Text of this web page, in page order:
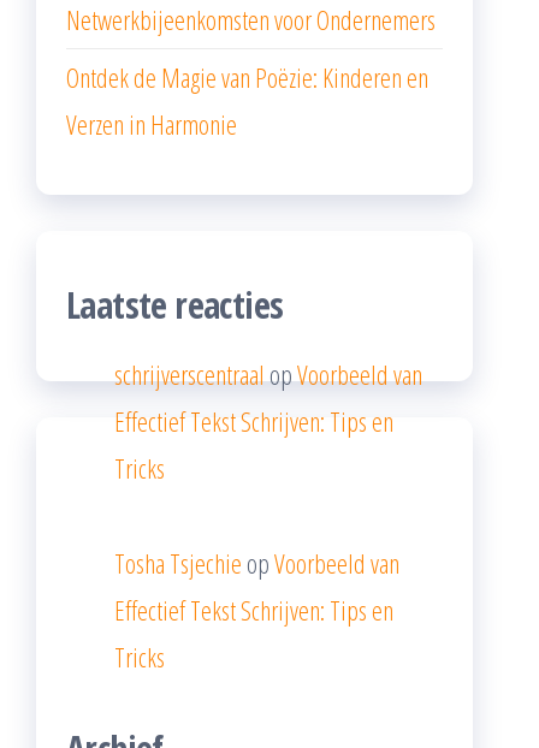
Netwerkbijeenkomsten voor Ondernemers
Ontdek de Magie van Poëzie: Kinderen en
Verzen in Harmonie
Laatste reacties
schrijverscentraalopVoorbeeld van
Effectief Tekst Schrijven: Tips en
Tricks
Tosha Tsjechie opVoorbeeld van
Effectief Tekst Schrijven: Tips en
Tricks